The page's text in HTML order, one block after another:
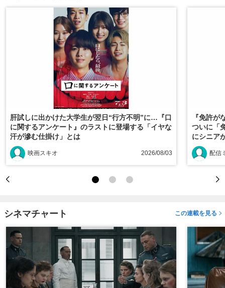
肝試しに出かけた大学生が翌日“行方不明”に…『口
に関するアンケート』のラストに登場する「イヤな
汗が滲む仕掛け」とは
映画スキオ 2026/08/03
『免許が
ついに「
にシニア
配信
シネマチャート この連載を見る